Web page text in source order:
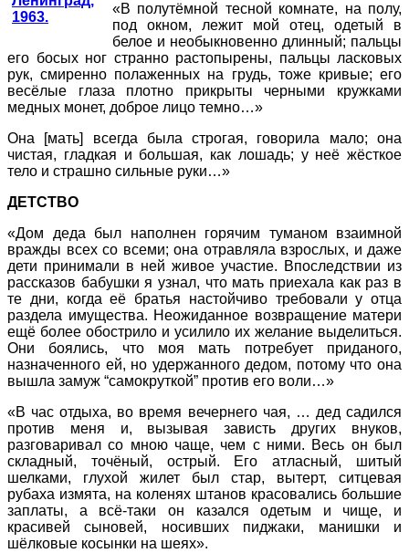
«В полутёмной тесной комнате, на полу,
под окном, лежит мой отец, одетый в
белое и необыкновенно длинный; пальцы
его босых ног странно растопырены, пальцы ласковых
рук, смиренно полаженных на грудь, тоже кривые; его
весёлые глаза плотно прикрыты черными кружками
медных монет, доброе лицо темно…»
Она [мать] всегда была строгая, говорила мало; она
чистая, гладкая и большая, как лошадь; у неё жёсткое
тело и страшно сильные руки…»
ДЕТСТВО
«Дом деда был наполнен горячим туманом взаимной
вражды всех со всеми; она отравляла взрослых, и даже
дети принимали в ней живое участие. Впоследствии из
рассказов бабушки я узнал, что мать приехала как раз в
те дни, когда её братья настойчиво требовали у отца
раздела имущества. Неожиданное возвращение матери
ещё более обострило и усилило их желание выделиться.
Они боялись, что моя мать потребует приданого,
назначенного ей, но удержанного дедом, потому что она
вышла замуж “самокруткой” против его воли…»
«В час отдыха, во время вечернего чая, … дед садился
против меня и, вызывая зависть других внуков,
разговаривал со мною чаще, чем с ними. Весь он был
складный, точёный, острый. Его атласный, шитый
шелками, глухой жилет был стар, вытерт, ситцевая
рубаха измята, на коленях штанов красовались большие
заплаты, а всё-таки он казался одетым и чище, и
красивей сыновей, носивших пиджаки, манишки и
шёлковые косынки на шеях».